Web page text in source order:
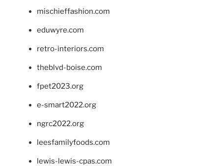
mischieffashion.com
eduwyre.com
retro-interiors.com
theblvd-boise.com
fpet2023.org
e-smart2022.org
ngrc2022.org
leesfamilyfoods.com
lewis-lewis-cpas.com